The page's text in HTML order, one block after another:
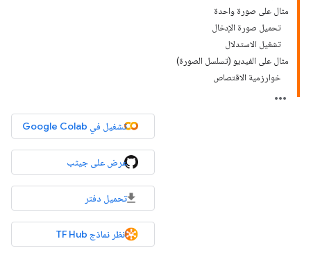
مثال على صورة واحدة
تحميل صورة الإدخال
تشغيل الاستدلال
مثال على الفيديو (تسلسل الصورة)
خوارزمية الاقتصاص
تشغيل في Google Colab
عرض على جيثب
تحميل دفتر
انظر نماذج TF Hub